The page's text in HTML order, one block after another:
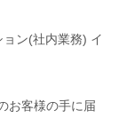
ョン(社内業務) イ
お客様の手に届